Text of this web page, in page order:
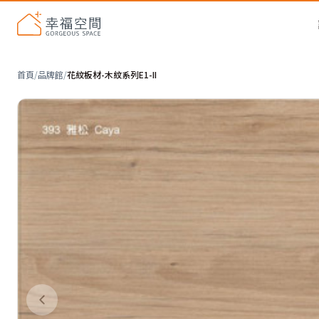
首頁/品牌館/花紋板材-木紋系列E1-II